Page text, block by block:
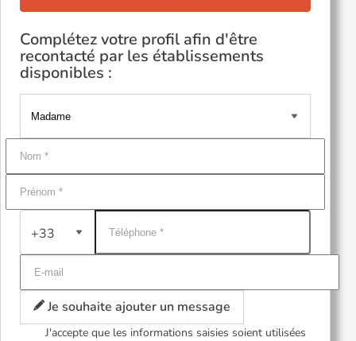
Complétez votre profil afin d'être
recontacté par les établissements
disponibles :
+33
Je souhaite ajouter un message
J'accepte que les informations saisies soient utilisées